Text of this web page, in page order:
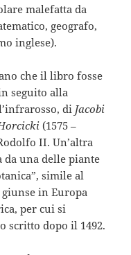
malefatta da
geografo,
inglese).
che il libro fosse
seguito alla
di Jacobi
(1575 –
II. Un’altra
da una delle piante
simile al
in Europa
per cui si
scritto dopo il 1492.